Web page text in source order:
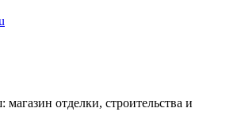
отделки, строительства и